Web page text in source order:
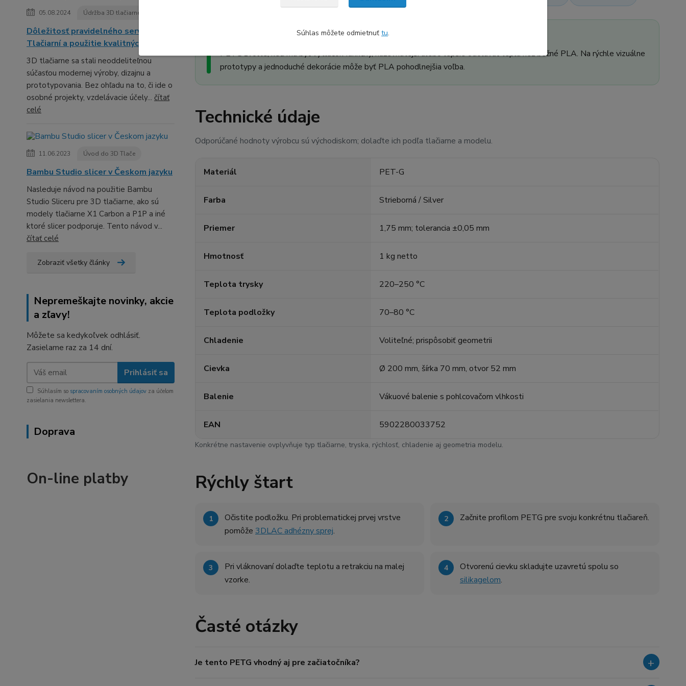
05.08.2024 Údržba 3D tlačiarne
Dôležitosť pravidelného servisu 3D
Tlačiarní a použitie kvalitných mazív
3D tlačiarne sa stali neoddeliteľnou
súčasťou modernej výroby, dizajnu a
prototypovania. Bez ohľadu na to, či ide o
osobné projekty, vzdelávacie účely... čítať
celé
11.06.2023 Úvod do 3D Tlače
Bambu Studio slicer v Českom jazyku
Nasleduje návod na použitie Bambu
Studio Sliceru pre 3D tlačiarne, ako sú
modely tlačiarne X1 Carbon a P1P a iné
ktoré slicer podporuje. Tento návod v...
čítať celé
Zobraziť všetky články
Nepremeškajte novinky, akcie
a zľavy!
Môžete sa kedykoľvek odhlásiť.
Zasielame raz za 14 dní.
Prihlásiť sa
Súhlasím so spracovaním osobných údajov za účelom
zasielania newslettera.
Doprava
On-line platby
PETG zvoľte, keď má byť výtlačok funkčný, húževnatejší alebo lepšie odolávať teplu než bežné PLA. Na rýchle vizuálne
prototypy a jednoduché dekorácie môže byť PLA pohodlnejšia voľba.
Technické údaje
Odporúčané hodnoty výrobcu sú východiskom; dolaďte ich podľa tlačiarne a modelu.
Materiál PET-G
Farba Strieborná / Silver
Priemer 1,75 mm; tolerancia ±0,05 mm
Hmotnosť 1 kg netto
Teplota trysky 220–250 °C
Teplota podložky 70–80 °C
Chladenie Voliteľné; prispôsobiť geometrii
Cievka Ø 200 mm, šírka 70 mm, otvor 52 mm
Balenie Vákuové balenie s pohlcovačom vlhkosti
EAN 5902280033752
Konkrétne nastavenie ovplyvňuje typ tlačiarne, tryska, rýchlosť, chladenie aj geometria modelu.
Rýchly štart
Očistite podložku. Pri problematickej prvej vrstve
pomôže 3DLAC adhézny sprej.
Začnite profilom PETG pre svoju konkrétnu tlačiareň.
Pri vláknovaní dolaďte teplotu a retrakciu na malej
vzorke.
Otvorenú cievku skladujte uzavretú spolu so
silikagelom.
Časté otázky
Je tento PETG vhodný aj pre začiatočníka?
Súhlas môžete odmietnuť tu.